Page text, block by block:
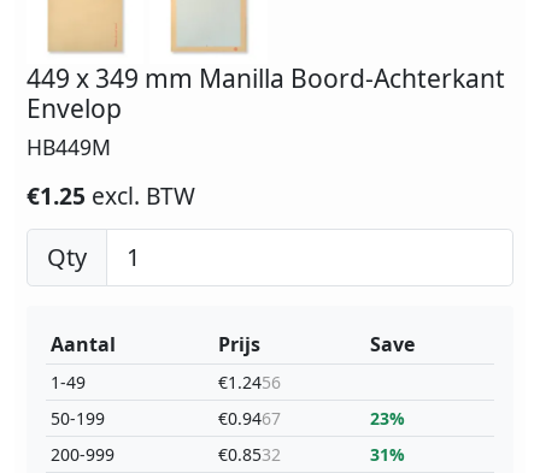
449 x 349 mm Manilla Boord-Achterkant
Envelop
HB449M
€1.25 excl. BTW
Qty
Aantal
1-49
50-199
200-999
Prijs
€1.2456
€0.9467
€0.8532
Save
23%
31%